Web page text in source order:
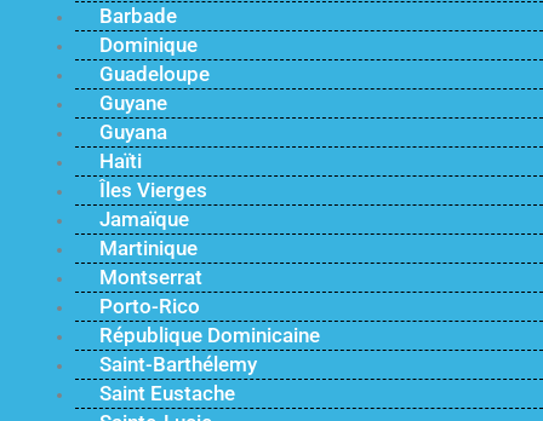
Barbade
Dominique
Guadeloupe
Guyane
Guyana
Haïti
Îles Vierges
Jamaïque
Martinique
Montserrat
Porto-Rico
République Dominicaine
Saint-Barthélemy
Saint Eustache